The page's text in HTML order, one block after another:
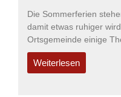
Die Sommerferien
damit etwas ruhiger
Ortsgemeinde einige
Weiterlesen